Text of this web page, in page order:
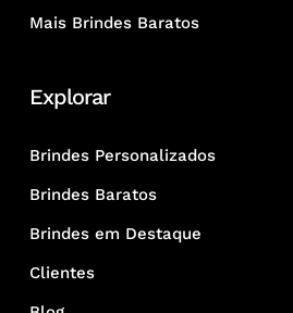
Mais Brindes Baratos
Explorar
Brindes Personalizados
Brindes Baratos
Brindes em Destaque
Clientes